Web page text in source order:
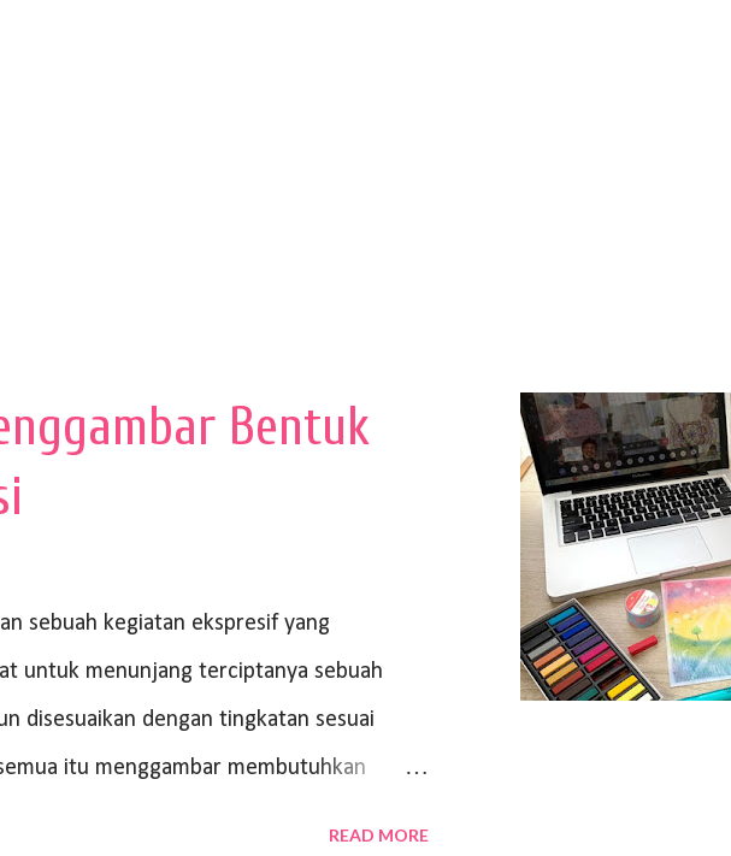
Bentuk
sebuah kegiatan ekspresif yang
untuk menunjang terciptanya sebuah
disesuaikan dengan tingkatan sesuai
itu menggambar membutuhkan
READ MORE